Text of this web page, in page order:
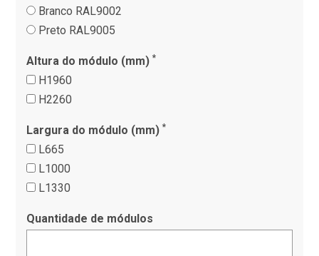
Branco RAL9002
Preto RAL9005
Altura do módulo (mm)*
H1960
H2260
Largura do módulo (mm)*
L665
L1000
L1330
Quantidade de módulos